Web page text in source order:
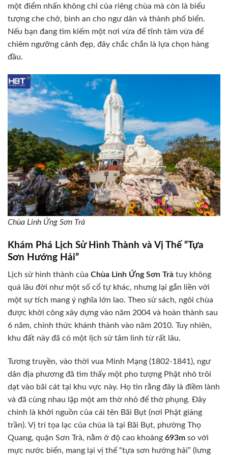
một điểm nhấn không chỉ của riêng chùa mà còn là biểu
tượng che chở, bình an cho ngư dân và thành phố biển.
Nếu bạn đang tìm kiếm một nơi vừa để tĩnh tâm vừa để
chiêm ngưỡng cảnh đẹp, đây chắc chắn là lựa chọn hàng
đầu.
Chùa Linh Ứng Sơn Trà
Khám Phá Lịch Sử Hình Thành và Vị Thế “Tựa
Sơn Hướng Hải”
Lịch sử hình thành của Chùa Linh Ứng Sơn Trà tuy không
quá lâu đời như một số cổ tự khác, nhưng lại gắn liền với
một sự tích mang ý nghĩa lớn lao. Theo sử sách, ngôi chùa
được khởi công xây dựng vào năm 2004 và hoàn thành sau
6 năm, chính thức khánh thành vào năm 2010. Tuy nhiên,
khu đất này đã có một lịch sử tâm linh từ rất lâu.
Tương truyền, vào thời vua Minh Mạng (1802-1841), ngư
dân địa phương đã tìm thấy một pho tượng Phật nhỏ trôi
dạt vào bãi cát tại khu vực này. Họ tin rằng đây là điềm lành
và đã cùng nhau lập một am thờ nhỏ để thờ phụng. Đây
chính là khởi nguồn của cái tên Bãi Bụt (nơi Phật giáng
trần). Vị trí tọa lạc của chùa là tại Bãi Bụt, phường Thọ
Quang, quận Sơn Trà, nằm ở độ cao khoảng 693m so với
mực nước biển, mang lại vị thế “tựa sơn hướng hải” (lưng